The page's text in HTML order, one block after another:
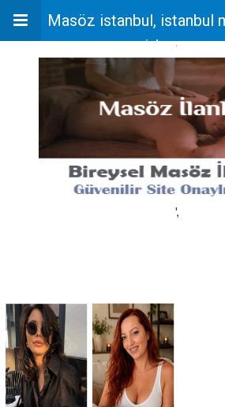
Masöz istanbul, istanbul
masaj, bayan
'
',